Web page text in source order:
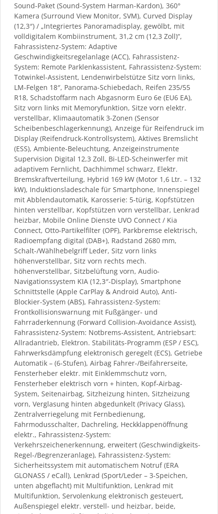
Sound-Paket (Sound-System Harman-Kardon), 360°
Kamera (Surround View Monitor, SVM), Curved Display
(12,3″) / „Integriertes Panoramadisplay, gewölbt, mit
volldigitalem Kombiinstrument, 31,2 cm (12,3 Zoll)“,
Fahrassistenz-System: Adaptive
Geschwindigkeitsregelanlage (ACC), Fahrassistenz-
System: Remote Parklenkassistent, Fahrassistenz-System:
Totwinkel-Assistent, Lendenwirbelstütze Sitz vorn links,
LM-Felgen 18″, Panorama-Schiebedach, Reifen 235/55
R18, Schadstoffarm nach Abgasnorm Euro 6e (EU6 EA),
Sitz vorn links mit Memoryfunktion, Sitze vorn elektr.
verstellbar, Klimaautomatik 3-Zonen (Sensor
Scheibenbeschlagerkennung), Anzeige für Reifendruck im
Display (Reifendruck-Kontrollsystem), Aktives Bremslicht
(ESS), Ambiente-Beleuchtung, Anzeigeinstrumente
Supervision Digital 12,3 Zoll, Bi-LED-Scheinwerfer mit
adaptivem Fernlicht, Dachhimmel schwarz, Elektr.
Bremskraftverteilung, Hybrid 169 kW (Motor 1,6 Ltr. – 132
kW), Induktionsladeschale für Smartphone, Innenspiegel
mit Abblendautomatik, Karosserie: 5-türig, Kopfstützen
hinten verstellbar, Kopfstützen vorn verstellbar, Lenkrad
heizbar, Mobile Online Dienste UVO Connect / Kia
Connect, Otto-Partikelfilter (OPF), Parkbremse elektrisch,
Radioempfang digital (DAB+), Radstand 2680 mm,
Schalt-/Wählhebelgriff Leder, Sitz vorn links
höhenverstellbar, Sitz vorn rechts mech.
höhenverstellbar, Sitzbelüftung vorn, Audio-
Navigationssystem KIA (12,3″-Display), Smartphone
Schnittstelle (Apple CarPlay & Android Auto), Anti-
Blockier-System (ABS), Fahrassistenz-System:
Frontkollisionswarnung mit Fußgänger- und
Fahrraderkennung (Forward Collision-Avoidance Assist),
Fahrassistenz-System: Notbrems-Assistent, Antriebsart:
Allradantrieb, Elektron. Stabilitäts-Programm (ESP / ESC),
Fahrwerksdämpfung elektronisch geregelt (ECS), Getriebe
Automatik – (6-Stufen), Airbag Fahrer-/Beifahrerseite,
Fensterheber elektr. mit Einklemmschutz vorn,
Fensterheber elektrisch vorn + hinten, Kopf-Airbag-
System, Seitenairbag, Sitzheizung hinten, Sitzheizung
vorn, Verglasung hinten abgedunkelt (Privacy Glass),
Zentralverriegelung mit Fernbedienung,
Fahrmodusschalter, Dachreling, Heckklappenöffnung
elektr., Fahrassistenz-System:
Verkehrszeichenerkennung, erweitert (Geschwindigkeits-
Regel-/Begrenzeranlage), Fahrassistenz-System:
Sicherheitssystem mit automatischem Notruf (ERA
GLONASS / eCall), Lenkrad (Sport/Leder – 3-Speichen,
unten abgeflacht) mit Multifunktion, Lenkrad mit
Multifunktion, Servolenkung elektronisch gesteuert,
Außenspiegel elektr. verstell- und heizbar, beide,